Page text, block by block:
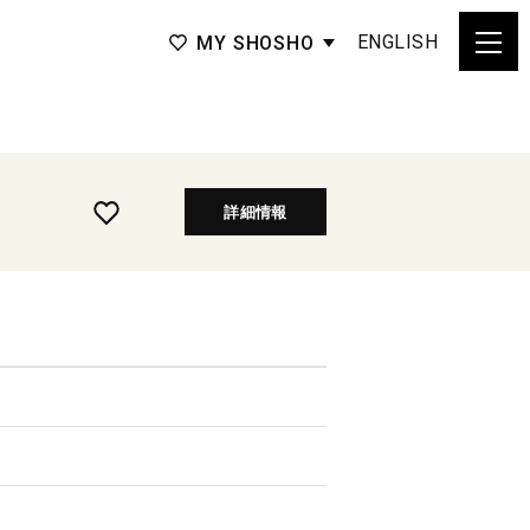
MY SHOSHO ENGLISH
詳細情報